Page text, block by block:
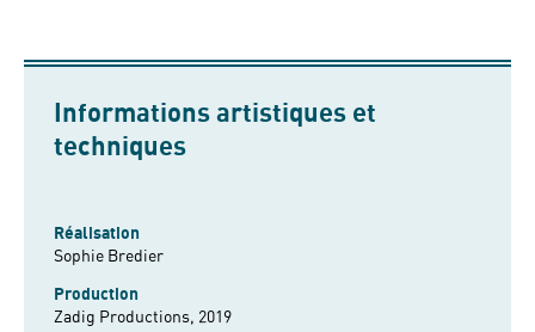
Informations artistiques et
techniques
Réalisation
Sophie Bredier
Production
Zadig Productions, 2019